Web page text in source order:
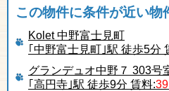
この物件に条件が近い物
Kolet 中野富士見町
｢中野富士見町｣駅 徒歩5分
グランデュオ中野７ 303号
｢高円寺｣駅 徒歩9分 賃料: